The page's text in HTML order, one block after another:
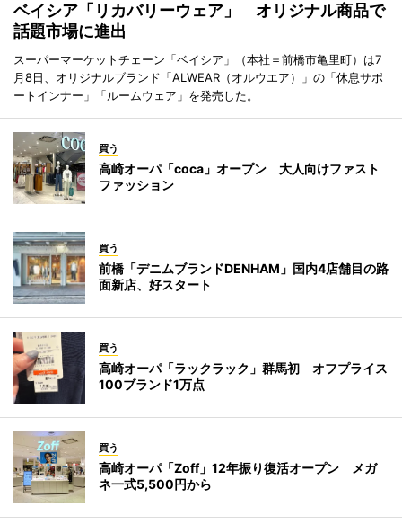
ベイシア「リカバリーウェア」 オリジナル商品で
話題市場に進出
スーパーマーケットチェーン「ベイシア」（本社＝前橋市亀里町）は7
月8日、オリジナルブランド「ALWEAR（オルウエア）」の「休息サポ
ートインナー」「ルームウェア」を発売した。
買う
高崎オーパ「coca」オープン 大人向けファスト
ファッション
買う
前橋「デニムブランドDENHAM」国内4店舗目の路
面新店、好スタート
買う
高崎オーパ「ラックラック」群馬初 オフプライス
100ブランド1万点
買う
高崎オーパ「Zoff」12年振り復活オープン メガ
ネ一式5,500円から